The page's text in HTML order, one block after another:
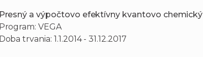
Presný a výpočtovo efektívny kvantovo
Program: VEGA
Doba trvania: 1.1.2014 - 31.12.2017